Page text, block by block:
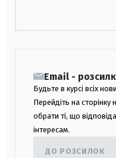
Email -
Будьте в курсі всіх
Перейдіть на
обрати ті, що
інтересам.
ДО РОЗСИЛОК